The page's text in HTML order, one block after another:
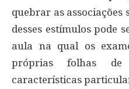
quebrar as associações
desses estímulos pode
aula na qual os
próprias folhas de
características